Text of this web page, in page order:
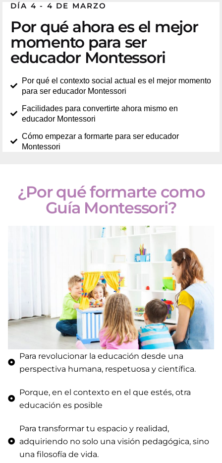
DÍA 4 - 4 DE MARZO
Por qué ahora es el mejor
momento para ser
educador Montessori
Por qué el contexto social actual es el mejor momento
para ser educador Montessori
Facilidades para convertirte ahora mismo en
educador Montessori
Cómo empezar a formarte para ser educador
Montessori
¿Por qué formarte como
Guía Montessori?
Para revolucionar la educación desde una
perspectiva humana, respetuosa y científica.
Porque, en el contexto en el que estés, otra
educación es posible
Para transformar tu espacio y realidad,
adquiriendo no solo una visión pedagógica, sino
una filosofía de vida.